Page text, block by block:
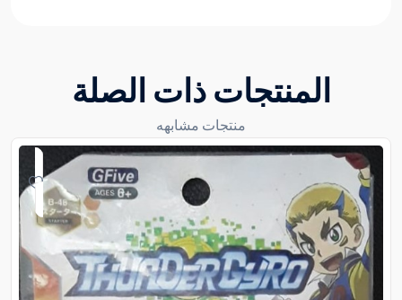
المنتجات ذات الصلة
منتجات مشابهه